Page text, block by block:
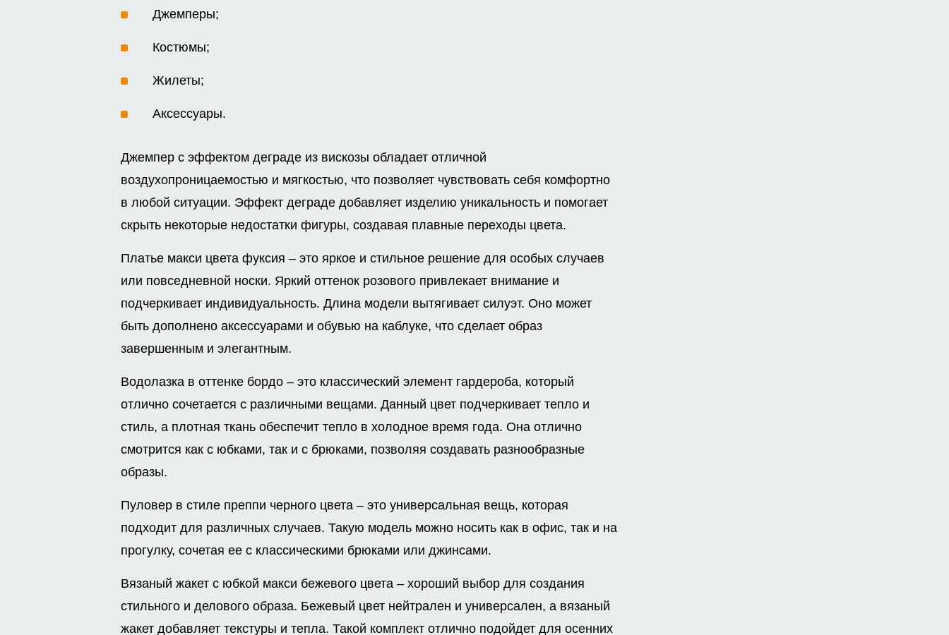
Джемперы;
Костюмы;
Жилеты;
Аксессуары.
Джемпер с эффектом деграде из вискозы обладает отличной
воздухопроницаемостью и мягкостью, что позволяет чувствовать себя комфортно
в любой ситуации. Эффект деграде добавляет изделию уникальность и помогает
скрыть некоторые недостатки фигуры, создавая плавные переходы цвета.
Платье макси цвета фуксия – это яркое и стильное решение для особых случаев
или повседневной носки. Яркий оттенок розового привлекает внимание и
подчеркивает индивидуальность. Длина модели вытягивает силуэт. Оно может
быть дополнено аксессуарами и обувью на каблуке, что сделает образ
завершенным и элегантным.
Водолазка в оттенке бордо – это классический элемент гардероба, который
отлично сочетается с различными вещами. Данный цвет подчеркивает тепло и
стиль, а плотная ткань обеспечит тепло в холодное время года. Она отлично
смотрится как с юбками, так и с брюками, позволяя создавать разнообразные
образы.
Пуловер в стиле преппи черного цвета – это универсальная вещь, которая
подходит для различных случаев. Такую модель можно носить как в офис, так и на
прогулку, сочетая ее с классическими брюками или джинсами.
Вязаный жакет с юбкой макси бежевого цвета – хороший выбор для создания
стильного и делового образа. Бежевый цвет нейтрален и универсален, а вязаный
жакет добавляет текстуры и тепла. Такой комплект отлично подойдет для осенних